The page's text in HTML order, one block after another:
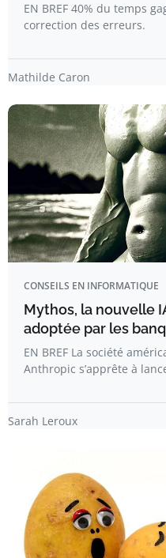
EN BREF 40% du temps
correction des erreurs.
Mathilde Caron
CONSEILS EN INFORMATIQUE
Mythos, la nouvelle
adoptée par les
EN BREF La société
Anthropic s’apprête à
Sarah Leroux